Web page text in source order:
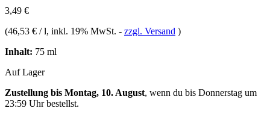
3,49 €
(46,53 € / l, inkl. 19% MwSt. - zzgl. Versand )
Inhalt: 75 ml
Auf Lager
Zustellung bis Montag, 10. August, wenn du bis Donnerstag um
23:59 Uhrbestellst.